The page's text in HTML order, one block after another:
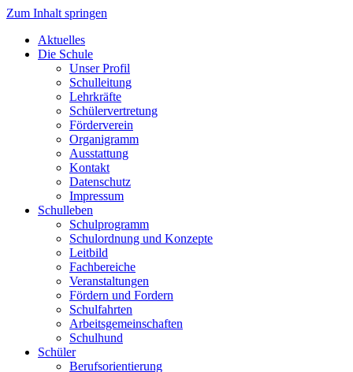
Zum Inhalt springen
Aktuelles
Die Schule
Unser Profil
Schulleitung
Lehrkräfte
Schülervertretung
Förderverein
Organigramm
Ausstattung
Kontakt
Datenschutz
Impressum
Schulleben
Schulprogramm
Schulordnung und Konzepte
Leitbild
Fachbereiche
Veranstaltungen
Fördern und Fordern
Schulfahrten
Arbeitsgemeinschaften
Schulhund
Schüler
Berufsorientierung